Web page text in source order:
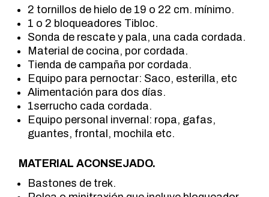
2 tornillos de hielo de 19 o 22 cm. mínimo.
1 o 2 bloqueadores Tibloc.
Sonda de rescate y pala, una cada cordada.
Material de cocina, por cordada.
Tienda de campaña por cordada.
Equipo para pernoctar: Saco, esterilla, etc
Alimentación para dos días.
1serrucho cada cordada.
Equipo personal invernal: ropa, gafas,
guantes, frontal, mochila etc.
MATERIAL ACONSEJADO.
Bastones de trek.